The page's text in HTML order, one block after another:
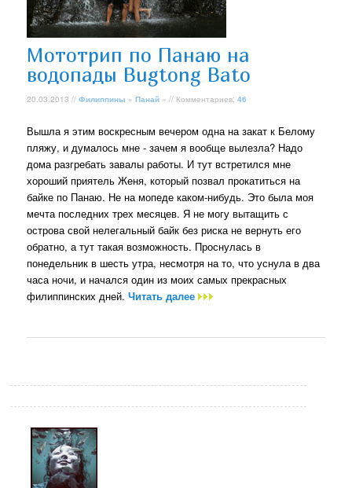
Мототрип по Панаю на
водопады Bugtong Bato
20.03.2013 //Филиппины »Панай » // Комментариев:46
Вышла я этим воскресным вечером одна на закат к Белому
пляжу, и думалось мне - зачем я вообще вылезла? Надо
дома разгребать завалы работы. И тут встретился мне
хороший приятель Женя, который позвал прокатиться на
байке по Панаю. Не на мопеде каком-нибудь. Это была моя
мечта последних трех месяцев. Я не могу вытащить с
острова свой нелегальный байк без риска не вернуть его
обратно, а тут такая возможность. Проснулась в
понедельник в шесть утра, несмотря на то, что уснула в два
часа ночи, и начался один из моих самых прекрасных
филиппинских дней.Читать далее